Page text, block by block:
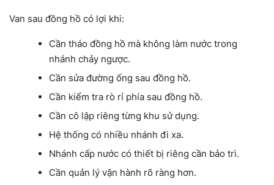
Van sau đồng hồ có lợi khi:
Cần tháo đồng hồ mà không làm nước trong
nhánh chảy ngược.
Cần sửa đường ống sau đồng hồ.
Cần kiểm tra rò rỉ phía sau đồng hồ.
Cần cô lập riêng từng khu sử dụng.
Hệ thống có nhiều nhánh đi xa.
Nhánh cấp nước có thiết bị riêng cần bảo trì.
Cần quản lý vận hành rõ ràng hơn.